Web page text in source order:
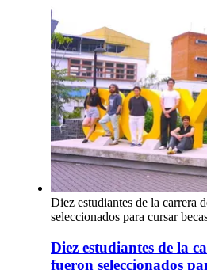
Diez estudiantes de la carrera
seleccionados para cursar
Diez estudiantes de la
fueron seleccionados